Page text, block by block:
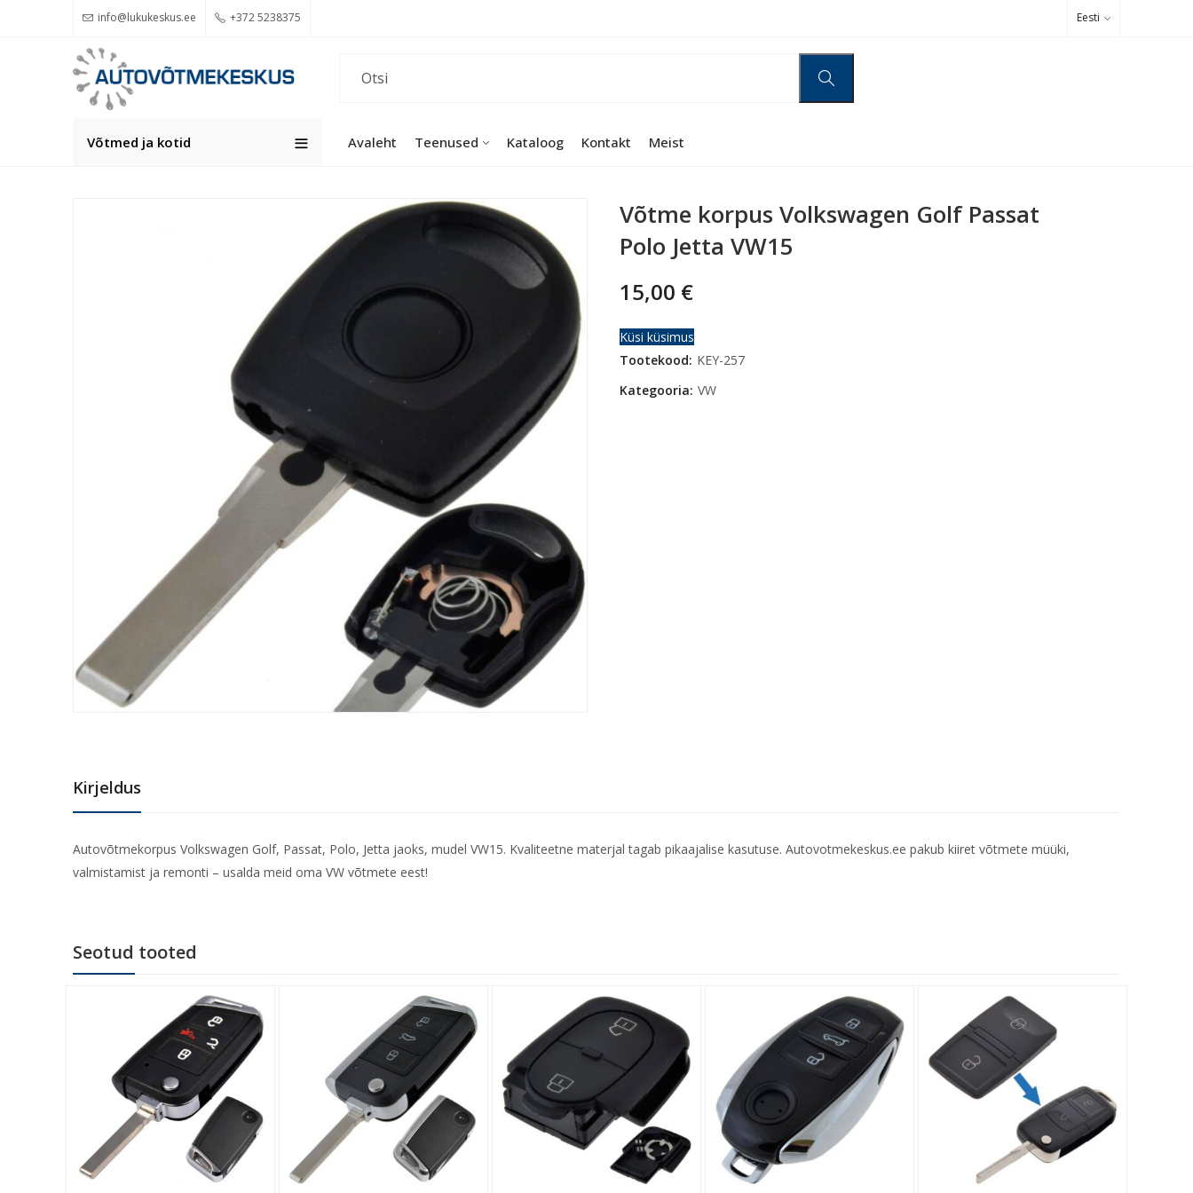
info@lukukeskus.ee +372 5238375 Eesti
Võtmed ja kotid Avaleht Teenused Kataloog Kontakt Meist
Võtme korpus Volkswagen Golf Passat
Polo Jetta VW15
15,00 €
Küsi küsimus
Tootekood: KEY-257
Kategooria: VW
Kirjeldus
Autovõtmekorpus Volkswagen Golf, Passat, Polo, Jetta jaoks, mudel VW15. Kvaliteetne materjal tagab pikaajalise kasutuse. Autovotmekeskus.ee pakub kiiret võtmete müüki,
valmistamist ja remonti – usalda meid oma VW võtmete eest!
Seotud tooted